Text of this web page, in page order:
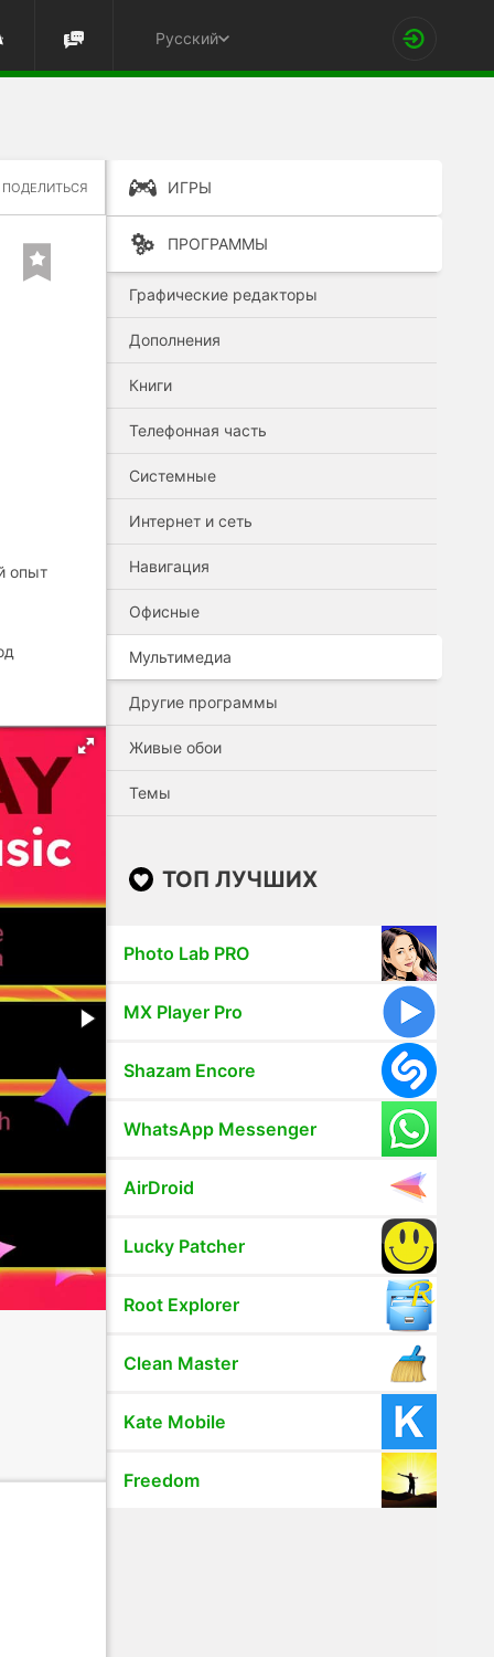
Русский
ПОДЕЛИТЬСЯ
опыт
ИГРЫ
ПРОГРАММЫ
Графические редакторы
Дополнения
Книги
Телефонная часть
Системные
Интернет и сеть
Навигация
Офисные
Мультимедиа
Другие программы
Живые обои
Темы
ТОП ЛУЧШИХ
Photo Lab PRO
MX Player Pro
Shazam Encore
WhatsApp Messenger
AirDroid
Lucky Patcher
Root Explorer
Clean Master
Kate Mobile
Freedom